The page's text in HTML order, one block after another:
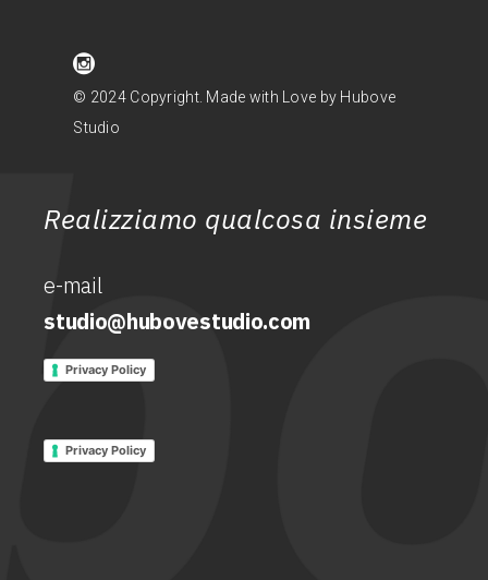
© 2024 Copyright. Made with Love by Hubove
Studio
Realizziamo qualcosa insieme
e-mail
studio@hubovestudio.com
Privacy Policy
Privacy Policy